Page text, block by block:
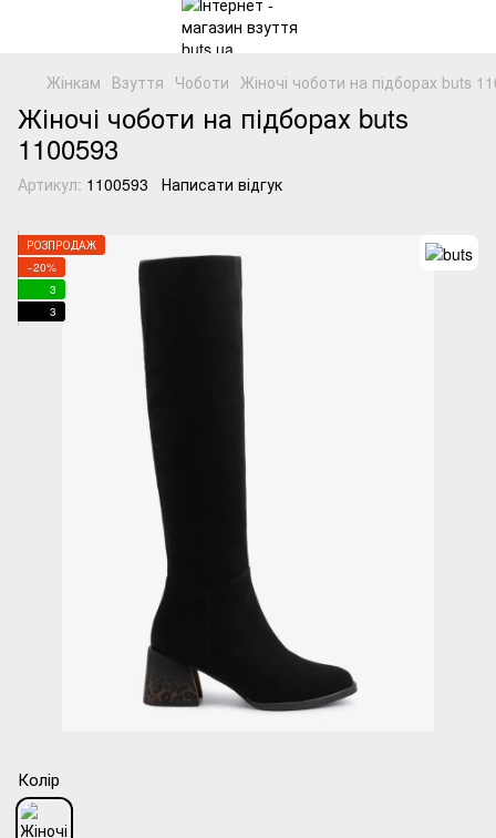
Жінкам Взуття Чоботи Жіночі чоботи на підборах buts
Жіночі чоботи на підборах buts
1100593
Артикул: 1100593 Написати відгук
РОЗПРОДАЖ
−20%
3
3
Колір